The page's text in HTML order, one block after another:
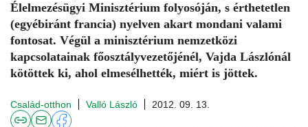
Élelmezésügyi Minisztérium folyosóján, s érthetetlen
(egyébiránt francia) nyelven akart mondani valami
fontosat. Végül a minisztérium nemzetközi
kapcsolatainak főosztályvezetőjénél, Vajda Lászlónál
kötöttek ki, ahol elmesélhették, miért is jöttek.
Család-otthon Valló László 2012. 09. 13.